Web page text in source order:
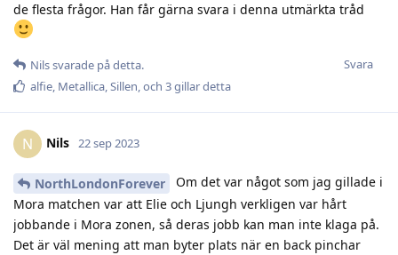
de flesta frågor. Han får gärna svara i denna utmärkta tråd
Svara
Nilssvarade på detta.
alfie, Metallica,Sillen, och 3gillar detta
N Nils 22 sep 2023
NorthLondonForever
Om det var något som jag gillade i
Mora matchen var att Elie och Ljungh verkligen var hårt
jobbande i Mora zonen, så deras jobb kan man inte klaga på.
Det är väl mening att man byter plats när en back pinchar